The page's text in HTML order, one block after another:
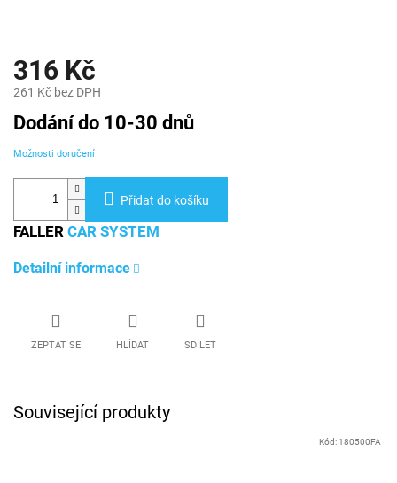
316 Kč
261 Kč bez DPH
Měrná
cena:
Dodání do 10-30 dnů
Možnosti doručení
Přidat do košíku
FALLER CAR SYSTEM
Detailní informace
ZEPTAT SE HLÍDAT SDÍLET
Související produkty
Kód: 180500FA